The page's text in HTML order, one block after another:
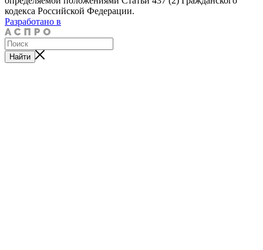
кодекса Российской Федерации.
Разработано в
Найти